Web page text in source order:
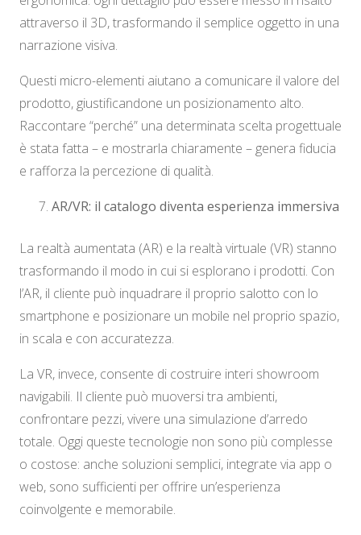
attraverso il 3D, trasformando il semplice oggetto in una
narrazione visiva.
Questi micro-elementi aiutano a comunicare il valore del
prodotto, giustificandone un posizionamento alto.
Raccontare “perché” una determinata scelta progettuale
è stata fatta – e mostrarla chiaramente – genera fiducia
e rafforza la percezione di qualità.
AR/VR: il catalogo diventa esperienza immersiva
La realtà aumentata (AR) e la realtà virtuale (VR) stanno
trasformando il modo in cui si esplorano i prodotti. Con
l’AR, il cliente può inquadrare il proprio salotto con lo
smartphone e posizionare un mobile nel proprio spazio,
in scala e con accuratezza.
La VR, invece, consente di costruire interi showroom
navigabili. Il cliente può muoversi tra ambienti,
confrontare pezzi, vivere una simulazione d’arredo
totale. Oggi queste tecnologie non sono più complesse
o costose: anche soluzioni semplici, integrate via app o
web, sono sufficienti per offrire un’esperienza
coinvolgente e memorabile.